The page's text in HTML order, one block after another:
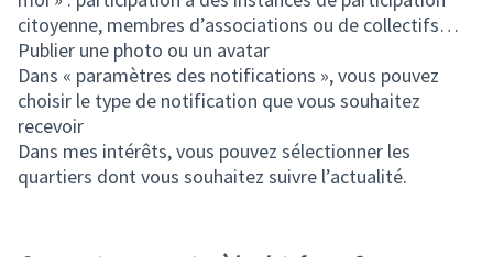
citoyenne, membres d’associations ou de collectifs…
Publier une photo ou un avatar
Dans « paramètres des notifications », vous pouvez
choisir le type de notification que vous souhaitez
recevoir
Dans mes intérêts, vous pouvez sélectionner les
quartiers dont vous souhaitez suivre l’actualité.